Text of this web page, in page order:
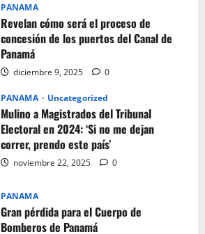
PANAMA
Revelan cómo será el proceso de
concesión de los puertos del Canal de
Panamá
diciembre 9, 2025 0
PANAMA Uncategorized
Mulino a Magistrados del Tribunal
Electoral en 2024: ‘Si no me dejan
correr, prendo este país’
noviembre 22, 2025 0
PANAMA
Gran pérdida para el Cuerpo de
Bomberos de Panamá